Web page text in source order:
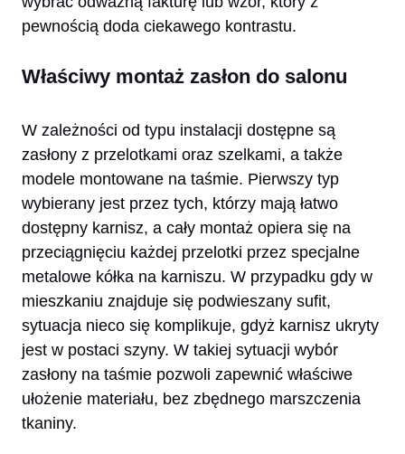
pewnością doda ciekawego kontrastu.
Właściwy montaż zasłon do salonu
W zależności od typu instalacji dostępne są
zasłony z przelotkami oraz szelkami, a także
modele montowane na taśmie. Pierwszy typ
wybierany jest przez tych, którzy mają łatwo
dostępny karnisz, a cały montaż opiera się na
przeciągnięciu każdej przelotki przez specjalne
metalowe kółka na karniszu. W przypadku gdy w
mieszkaniu znajduje się podwieszany sufit,
sytuacja nieco się komplikuje, gdyż karnisz ukryty
jest w postaci szyny. W takiej sytuacji wybór
zasłony na taśmie pozwoli zapewnić właściwe
ułożenie materiału, bez zbędnego marszczenia
tkaniny.